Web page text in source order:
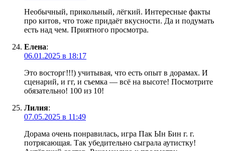
Необычный, прикольный, лёгкий. Интересные факты
про китов, что тоже придаёт вкусности. Да и подумать
есть над чем. Приятного просмотра.
Елена:
06.01.2025 в 18:17
Это восторг!!!) учитывая, что есть опыт в дорамах. И
сценарий, и гг, и съемка — всё на высоте! Посмотрите
обязательно! 100 из 10!
Лилия:
07.05.2025 в 11:49
Дорама очень понравилась, игра Пак Ын Бин г. г.
потрясающая. Так убедительно сыграла аутистку!